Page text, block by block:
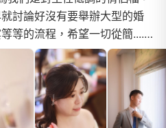
討論好沒有要舉辦大型的婚
等的流程，希望一切從簡......
，又不甘寂寞缺少...